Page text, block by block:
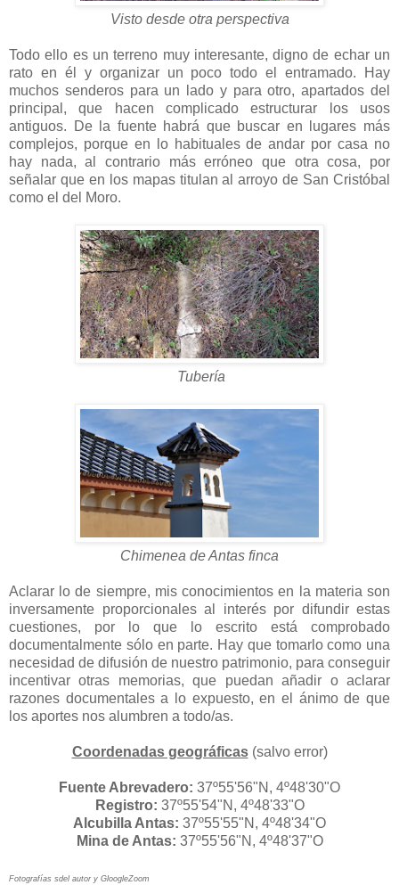
Visto desde otra perspectiva
Todo ello es un terreno muy interesante, digno de echar un
rato en él y organizar un poco todo el entramado. Hay
muchos senderos para un lado y para otro, apartados del
principal, que hacen complicado estructurar los usos
antiguos. De la fuente habrá que buscar en lugares más
complejos, porque en lo habituales de andar por casa no
hay nada, al contrario más erróneo que otra cosa, por
señalar que en los mapas titulan al arroyo de San Cristóbal
como el del Moro.
Tubería
Chimenea de Antas finca
Aclarar lo de siempre, mis conocimientos en la materia son
inversamente proporcionales al interés por difundir estas
cuestiones, por lo que lo escrito está comprobado
documentalmente sólo en parte. Hay que tomarlo como una
necesidad de difusión de nuestro patrimonio, para conseguir
incentivar otras memorias, que puedan añadir o aclarar
razones documentales a lo expuesto, en el ánimo de que
los aportes nos alumbren a todo/as.
Coordenadas geográficas(salvo error)
Fuente Abrevadero: 37º55'56"N, 4º48'30"O
Registro: 37º55'54"N, 4º48'33"O
Alcubilla Antas: 37º55'55"N, 4º48'34"O
Mina de Antas: 37º55'56"N, 4º48'37"O
Fotografías sdel autor y GloogleZoom